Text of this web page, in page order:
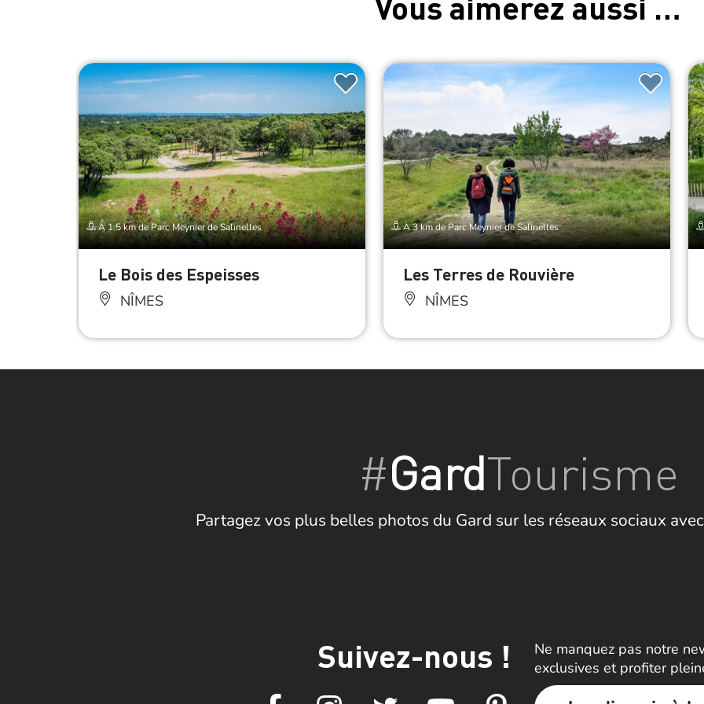
À 1.5 km de Parc Meynier de Salinelles
Le Bois des Espeisses
NÎMES
À 3 km de Parc Meynier de Salinelles
Les Terres de Rouvière
NÎMES
#GardTourisme
Partagez vos plus belles photos du Gard sur les réseaux sociaux
Suivez-nous !
Ne manquez pas notre
exclusives et profiter